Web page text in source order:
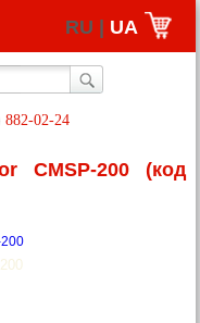
RU | UA
882-02-24
CMSP-200 (код